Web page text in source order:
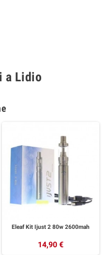
a Lidio
Eleaf Kit Ijust 2 80w 2600mah
14,90 €